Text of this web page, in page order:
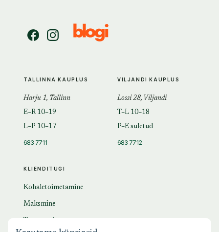
KLIENDITUGI
Kohaletoimetamine
Maksmine
TALLINNA KAUPLUS
Harju 1, Tallinn
E–R 10–19
L–P 10–17
683 7711
VILJANDI KAUPLUS
Lossi 28, Viljandi
T–L 10–18
P–E suletud
683 7712